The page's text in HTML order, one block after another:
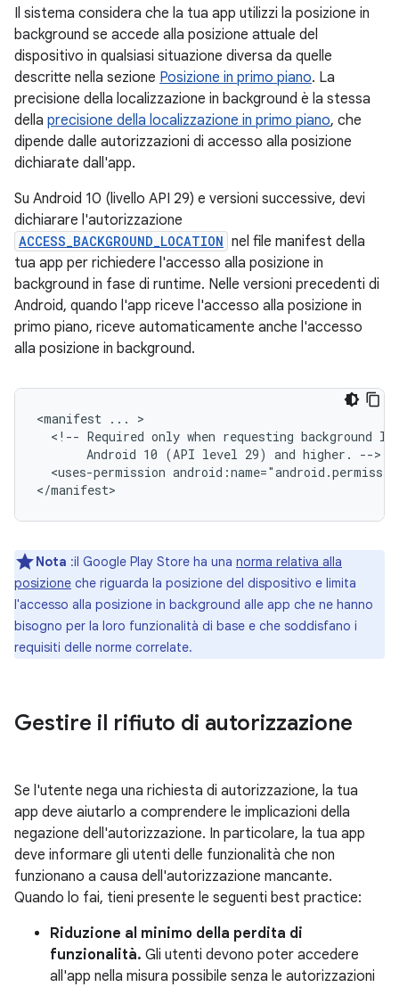
Il sistema considera che la tua app utilizzi la posizione in
background se accede alla posizione attuale del
dispositivo in qualsiasi situazione diversa da quelle
descritte nella sezione Posizione in primo piano. La
precisione della localizzazione in background è la stessa
della precisione della localizzazione in primo piano, che
dipende dalle autorizzazioni di accesso alla posizione
dichiarate dall'app.
Su Android 10 (livello API 29) e versioni successive, devi
dichiarare l'autorizzazione
ACCESS_BACKGROUND_LOCATION nel file manifest della
tua app per richiedere l'accesso alla posizione in
background in fase di runtime. Nelle versioni precedenti di
Android, quando l'app riceve l'accesso alla posizione in
primo piano, riceve automaticamente anche l'accesso
alla posizione in background.
<manifest ...
<!-- Required only when requesting background
Android 10 (API level 29) and higher.
<uses-permission
Nota :il Google Play Store ha una norma relativa alla
posizione che riguarda la posizione del dispositivo e limita
l'accesso alla posizione in background alle app che ne hanno
bisogno per la loro funzionalità di base e che soddisfano i
requisiti delle norme correlate.
Gestire il rifiuto di autorizzazione
Se l'utente nega una richiesta di autorizzazione, la tua
app deve aiutarlo a comprendere le implicazioni della
negazione dell'autorizzazione. In particolare, la tua app
deve informare gli utenti delle funzionalità che non
funzionano a causa dell'autorizzazione mancante.
Quando lo fai, tieni presente le seguenti best practice:
Riduzione al minimo della perdita di
funzionalità. Gli utenti devono poter accedere
all'app nella misura possibile senza le autorizzazioni